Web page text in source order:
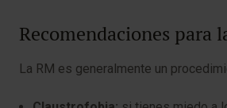
Recomendaciones para
La RM es generalmente un